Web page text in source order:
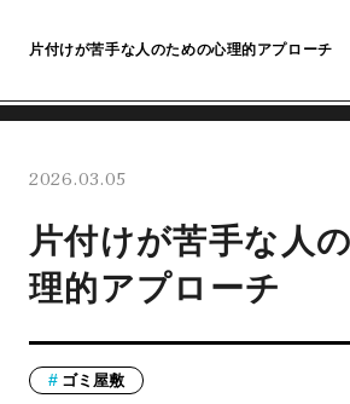
片付けが苦手な人のための心理的アプローチ
2026.03.05
片付けが苦手な人
理的アプローチ
ゴミ屋敷